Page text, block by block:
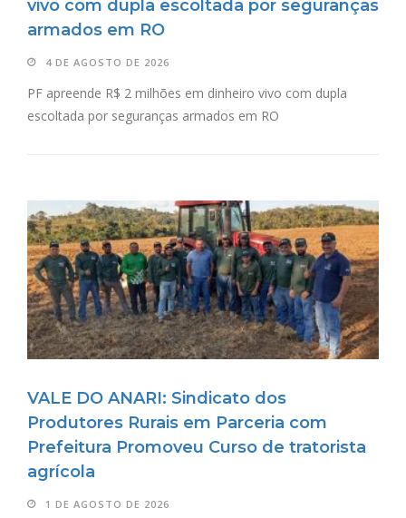
vivo com dupla escoltada por seguranças
armados em RO
4 DE AGOSTO DE 2026
PF apreende R$ 2 milhões em dinheiro vivo com dupla
escoltada por seguranças armados em RO
VALE DO ANARI: Sindicato dos
Produtores Rurais em Parceria com
Prefeitura Promoveu Curso de tratorista
agrícola
1 DE AGOSTO DE 2026